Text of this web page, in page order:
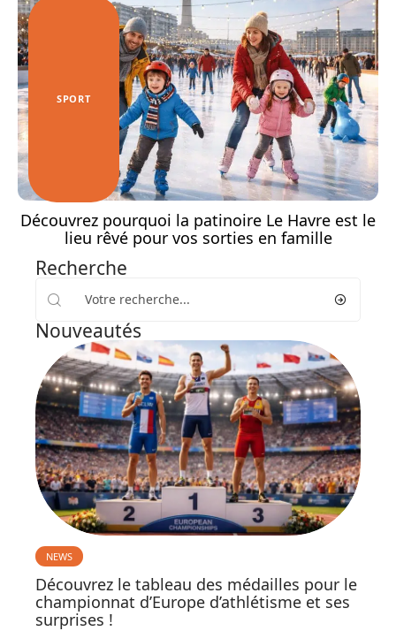
SPORT
Découvrez pourquoi la patinoire Le Havre est le
lieu rêvé pour vos sorties en famille
Recherche
Nouveautés
NEWS
Découvrez le tableau des médailles pour le
championnat d’Europe d’athlétisme et ses
surprises !